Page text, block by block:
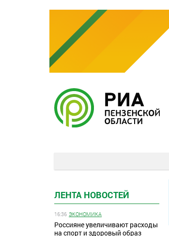
ЛЕНТА НОВОСТЕЙ
16:36 ЭКОНОМИКА
Россияне увеличивают расходы
на спорт и здоровый образ